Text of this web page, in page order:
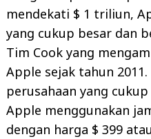
mendekati $ 1 triliun,
yang cukup besar dan
Tim Cook yang
Apple sejak tahun
perusahaan yang cukup
Apple menggunakan
dengan harga $ 399